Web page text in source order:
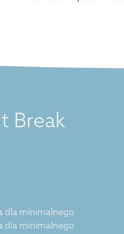
Break
dla minimalnego
dla minimalnego